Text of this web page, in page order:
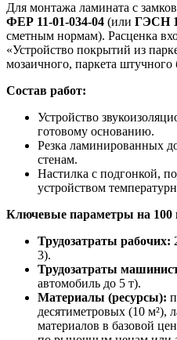
Для монтажа ламината с
ФЕР 11-01-034-04 (или ГЭСН
сметным нормам). Расценка
«Устройство покрытий из
мозаичного, паркета штучного
Состав работ:
Устройство
готовому основанию.
Резка ламинированных
стенам.
Настилка с подгонкой,
устройством
Ключевые параметры на 100
Трудозатраты рабочих:
3).
Трудозатраты
автомобиль до 5 т).
Материалы (ресурсы):
десятиметровых (10 м²),
материалов в базовой